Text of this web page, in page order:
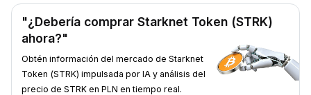
"¿Debería comprar Starknet Token (STRK)
ahora?"
Obtén información del mercado de Starknet
Token (STRK) impulsada por IA y análisis del
precio de STRK en PLN en tiempo real.